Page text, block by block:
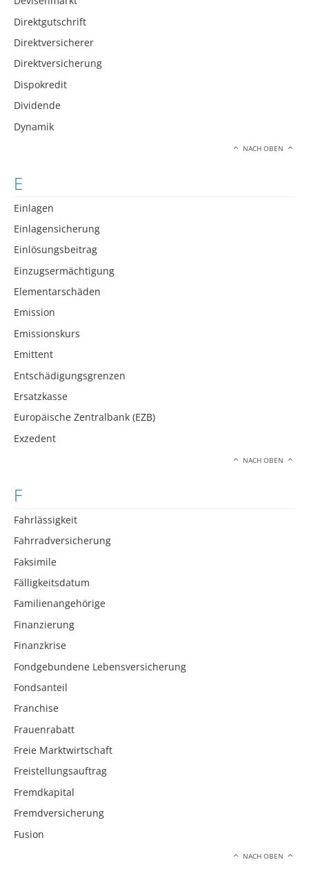
Direktgutschrift
Direktversicherer
Direktversicherung
Dispokredit
Dividende
Dynamik
NACH OBEN
E
Einlagen
Einlagensicherung
Einlösungsbeitrag
Einzugsermächtigung
Elementarschäden
Emission
Emissionskurs
Emittent
Entschädigungsgrenzen
Ersatzkasse
Europäische Zentralbank (EZB)
Exzedent
NACH OBEN
F
Fahrlässigkeit
Fahrradversicherung
Faksimile
Fälligkeitsdatum
Familienangehörige
Finanzierung
Finanzkrise
Fondgebundene Lebensversicherung
Fondsanteil
Franchise
Frauenrabatt
Freie Marktwirtschaft
Freistellungsauftrag
Fremdkapital
Fremdversicherung
Fusion
NACH OBEN